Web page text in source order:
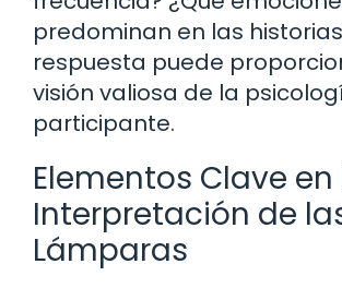
predominan en las
respuesta puede
visión valiosa de la
participante.
Elementos Clave en
Interpretación de
Lámparas